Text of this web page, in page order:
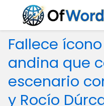
Fallece
andina que
escenario
y Rocío